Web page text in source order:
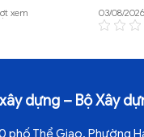
xem 03/08/
dựng – Bộ Xây
phố Thể Giao, Phường